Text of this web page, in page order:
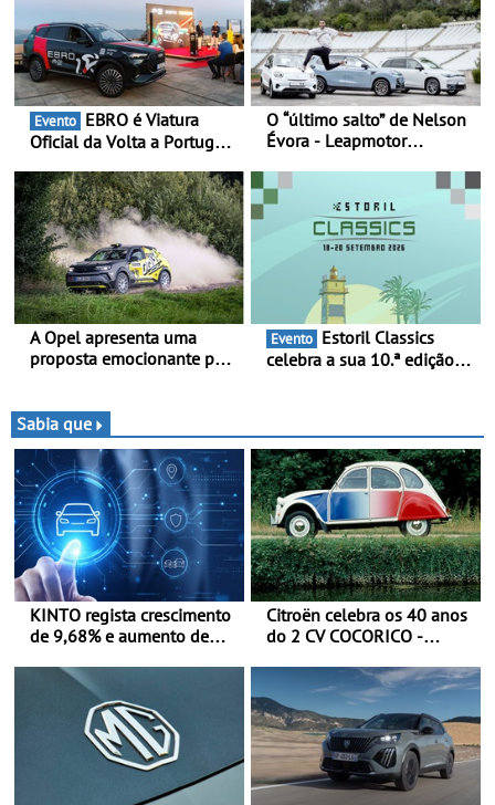
Evento
Oficial da Volta a Portugal
presença nacional ao lado
da mítica prova de ciclismo
e leva a sua gama SUV
multi-energia às estradas
de Portugal
O “último salto” de Nelson
Évora - Leapmotor
Campeão Olímpico num
momento histórico
A Opel apresenta uma
proposta emocionante para
competição, um calendário
apelativo e uma equipa
júnior competitiva
Evento
celebra a sua 10.ª edição
Sabia que
KINTO regista crescimento
de 9,68% e aumento de
plug-in
Citroën celebra os 40 anos
do 2 CV COCORICO -
camisola tricolor